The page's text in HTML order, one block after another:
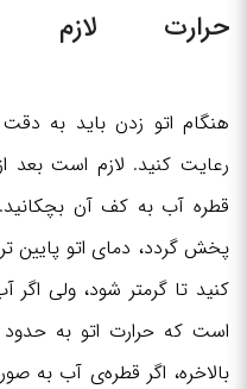
حرارت لازم
هنگام اتو زدن باید به
رعایت کنید. لازم است
قطره آب به کف آن
کنید تا گرمتر شود، ولی اگر
بالاخره، اگر قطره‌ی آب به